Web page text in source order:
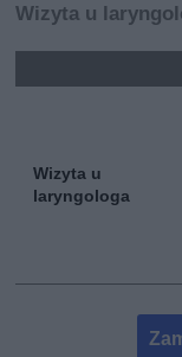
Wizyta u
Wizyta u
laryngologa